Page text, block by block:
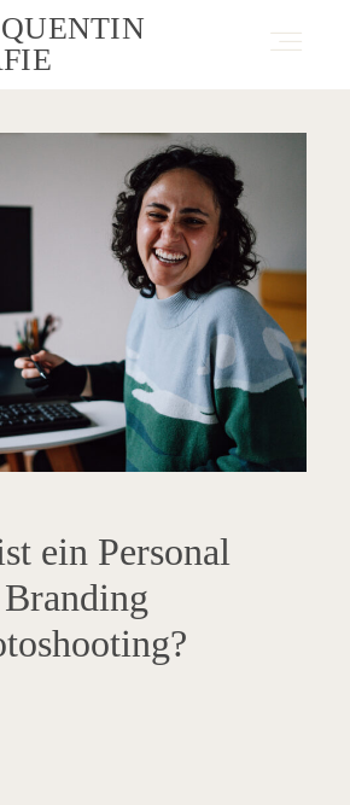
ein Personal
Branding
Angebote
Über Mich